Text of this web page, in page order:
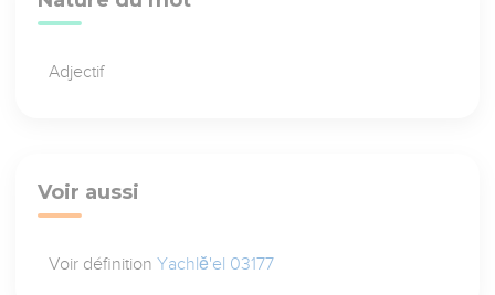
Adjectif
Voir aussi
Voir définitionYachlĕ'el 03177